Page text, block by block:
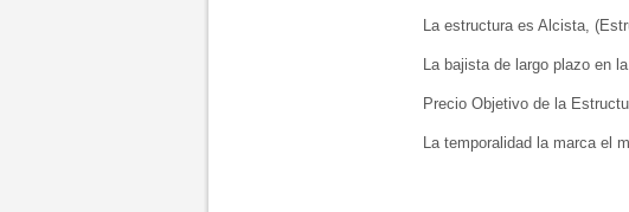
La estructura es Alcista,
La bajista de largo plazo en
Precio Objetivo de la
La temporalidad la marca el